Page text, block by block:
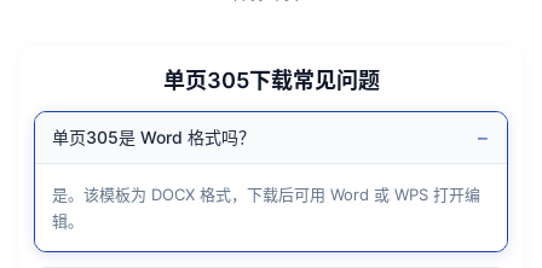
单页305下载常见问题
单页305是 Word 格式吗？ −
是。该模板为 DOCX 格式，下载后可用 Word 或 WPS 打开编
辑。